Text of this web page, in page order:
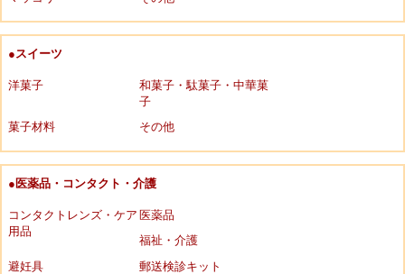
●スイーツ
洋菓子
和菓子・駄菓子・中華菓
子
菓子材料
その他
●医薬品・コンタクト・介護
コンタクトレンズ・ケア
用品
医薬品
福祉・介護
避妊具
郵送検診キット